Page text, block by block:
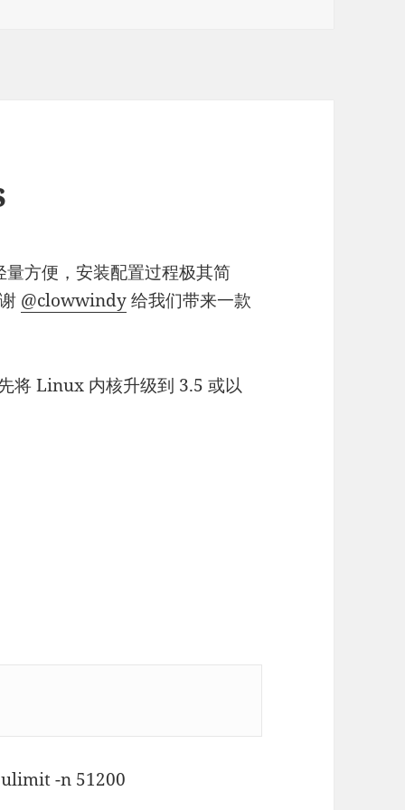
方便，安装配置过程极其简
@clowwindy给我们带来一款
将 Linux 内核升级到 3.5 或以
ulimit -n 51200